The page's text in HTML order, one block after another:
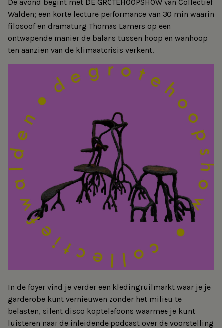
De avond begint met DE GROTEHOOPSHOW van Collectief
Walden; een korte lecture performance van 30 min waarin
filosoof en dramaturg Thomas Lamers op een
ontwapende manier de balans tussen hoop en wanhoop
ten aanzien van de klimaatcrisis verkent.
In de foyer vind je verder een kledingruilmarkt waar je je
garderobe kunt vernieuwen zonder het milieu te
belasten, silent disco koptelefoons waarmee je kunt
luisteren naar de inleidende podcast over de voorstelling